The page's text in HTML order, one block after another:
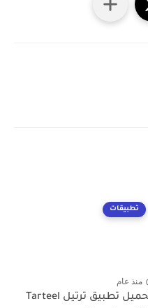
تطبيقات
منذ عام
تحميل تطبيق ترتيل Tarteel